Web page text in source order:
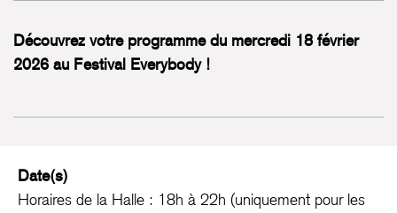
Découvrez votre programme du mercredi 18 février
2026 au Festival Everybody !
Date(s)
Horaires de la Halle : 18h à 22h (uniquement pour les